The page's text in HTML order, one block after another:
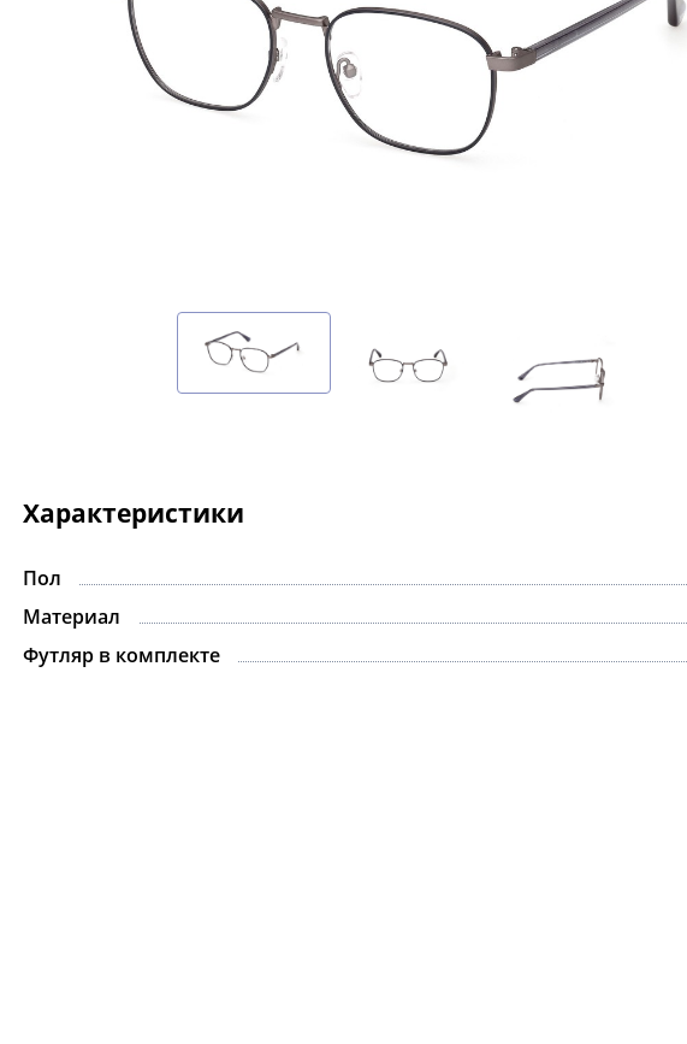
Характеристики
Пол
Материал
Футляр в комплекте